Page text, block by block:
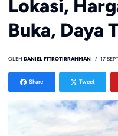
Lokasi,
Buka, Daya
OLEH DANIEL FITROTIRRAHMAN 17
Share Tweet